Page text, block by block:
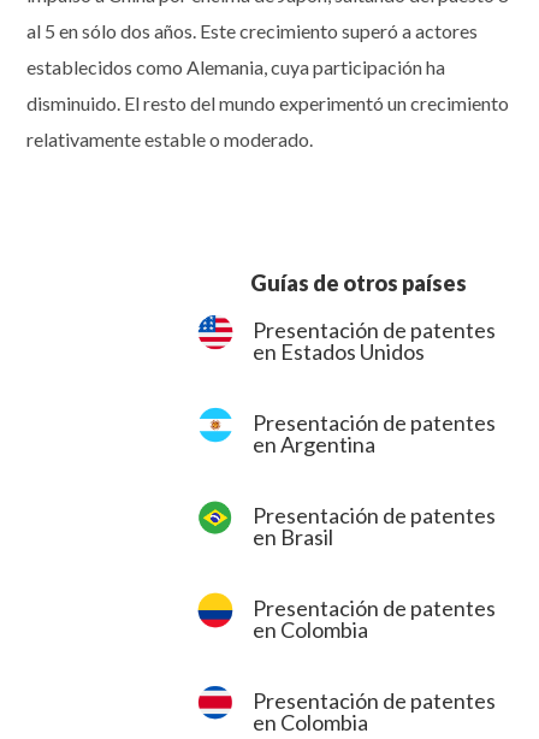
al 5 en sólo dos años. Este crecimiento superó a actores
establecidos como Alemania, cuya participación ha
disminuido. El resto del mundo experimentó un crecimiento
relativamente estable o moderado.
Guías de otros países
Presentación de patentes
en Estados Unidos
Presentación de patentes
en Argentina
Presentación de patentes
en Brasil
Presentación de patentes
en Colombia
Presentación de patentes
en Colombia